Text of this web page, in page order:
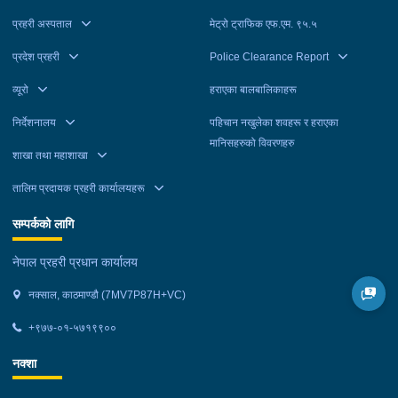
प्रहरी अस्पताल
प्रदेश प्रहरी
व्यूरो
निर्देशनालय
शाखा तथा महाशाखा
तालिम प्रदायक प्रहरी कार्यालयहरू
मेट्रो ट्राफिक एफ.एम. ९५.५
Police Clearance Report
हराएका बालबालिकाहरू
पहिचान नखुलेका शवहरू र हराएका
मानिसहरुको विवरणहरु
सम्पर्कको लागि
नेपाल प्रहरी प्रधान कार्यालय
नक्साल, काठमाण्डौ (7MV7P87H+VC)
+९७७-०१-५७१९९००
नक्शा